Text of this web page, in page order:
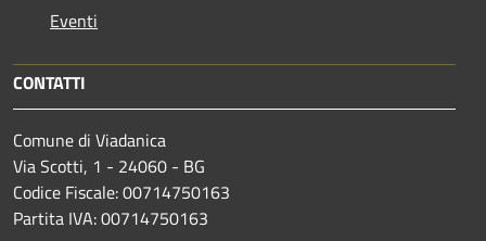
Eventi
CONTATTI
Comune di Viadanica
Via Scotti, 1 - 24060 - BG
Codice Fiscale: 00714750163
Partita IVA: 00714750163